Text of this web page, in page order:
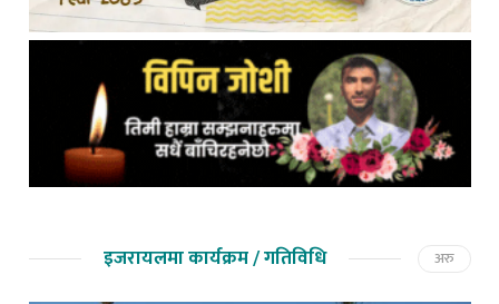
इजरायलमा कार्यक्रम / गतिविधि अरु